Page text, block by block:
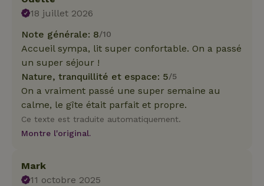
18 juillet 2026
Note générale: 8/10
Accueil sympa, lit super confortable. On a passé
un super séjour !
Nature, tranquillité et espace: 5/5
On a vraiment passé une super semaine au
calme, le gîte était parfait et propre.
Ce texte est traduite automatiquement.
Montre l'original.
Mark
11 octobre 2025